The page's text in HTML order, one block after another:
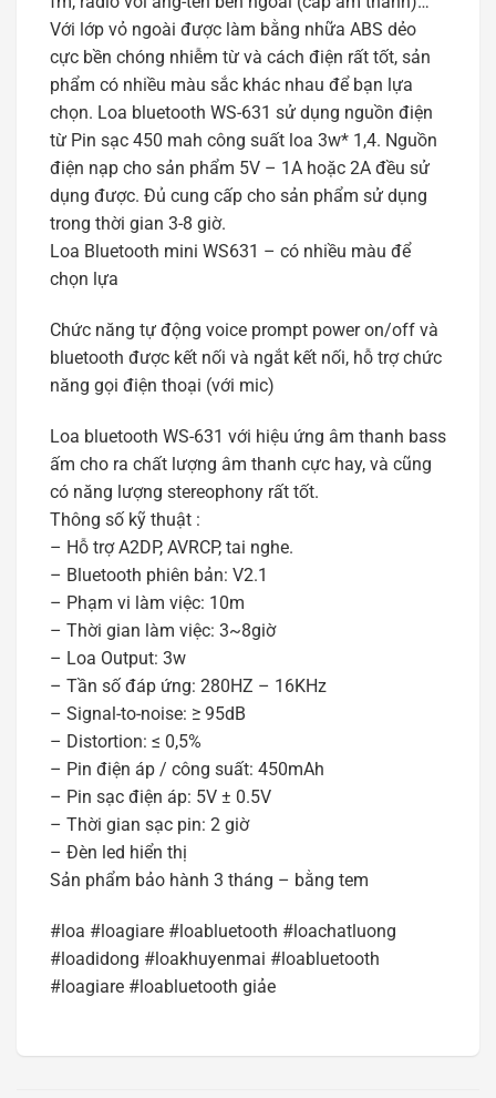
Với lớp vỏ ngoài được làm bằng nhữa ABS dẻo
cực bền chóng nhiễm từ và cách điện rất tốt, sản
phẩm có nhiều màu sắc khác nhau để bạn lựa
chọn. Loa bluetooth WS-631 sử dụng nguồn điện
từ Pin sạc 450 mah công suất loa 3w* 1,4. Nguồn
điện nạp cho sản phẩm 5V – 1A hoặc 2A đều sử
dụng được. Đủ cung cấp cho sản phẩm sử dụng
trong thời gian 3-8 giờ.
Loa Bluetooth mini WS631 – có nhiều màu để
chọn lựa
Chức năng tự động voice prompt power on/off và
bluetooth được kết nối và ngắt kết nối, hỗ trợ chức
năng gọi điện thoại (với mic)
Loa bluetooth WS-631 với hiệu ứng âm thanh bass
ấm cho ra chất lượng âm thanh cực hay, và cũng
có năng lượng stereophony rất tốt.
Thông số kỹ thuật :
– Hỗ trợ A2DP, AVRCP, tai nghe.
– Bluetooth phiên bản: V2.1
– Phạm vi làm việc: 10m
– Thời gian làm việc: 3~8giờ
– Loa Output: 3w
– Tần số đáp ứng: 280HZ – 16KHz
– Signal-to-noise: ≥ 95dB
– Distortion: ≤ 0,5%
– Pin điện áp / công suất: 450mAh
– Pin sạc điện áp: 5V ± 0.5V
– Thời gian sạc pin: 2 giờ
– Đèn led hiển thị
Sản phẩm bảo hành 3 tháng – bằng tem
#loa #loagiare #loabluetooth #loachatluong
#loadidong #loakhuyenmai #loabluetooth
#loagiare #loabluetooth giảe